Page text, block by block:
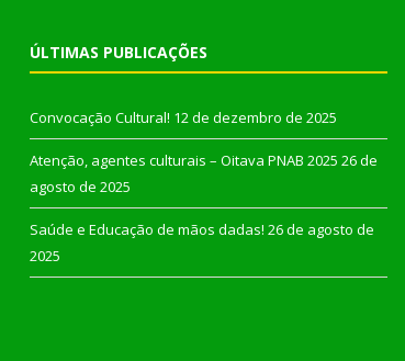
ÚLTIMAS PUBLICAÇÕES
Convocação Cultural! 12 de dezembro de 2025
Atenção, agentes culturais – Oitava PNAB 2025 26 de
agosto de 2025
Saúde e Educação de mãos dadas! 26 de agosto de
2025